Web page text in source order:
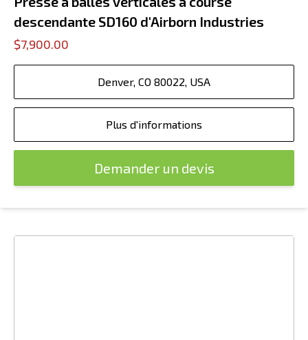
descendante SD160 d'Airborn Industries
$7,900.00
Denver, CO 80022, USA
Plus d'informations
Demander un devis